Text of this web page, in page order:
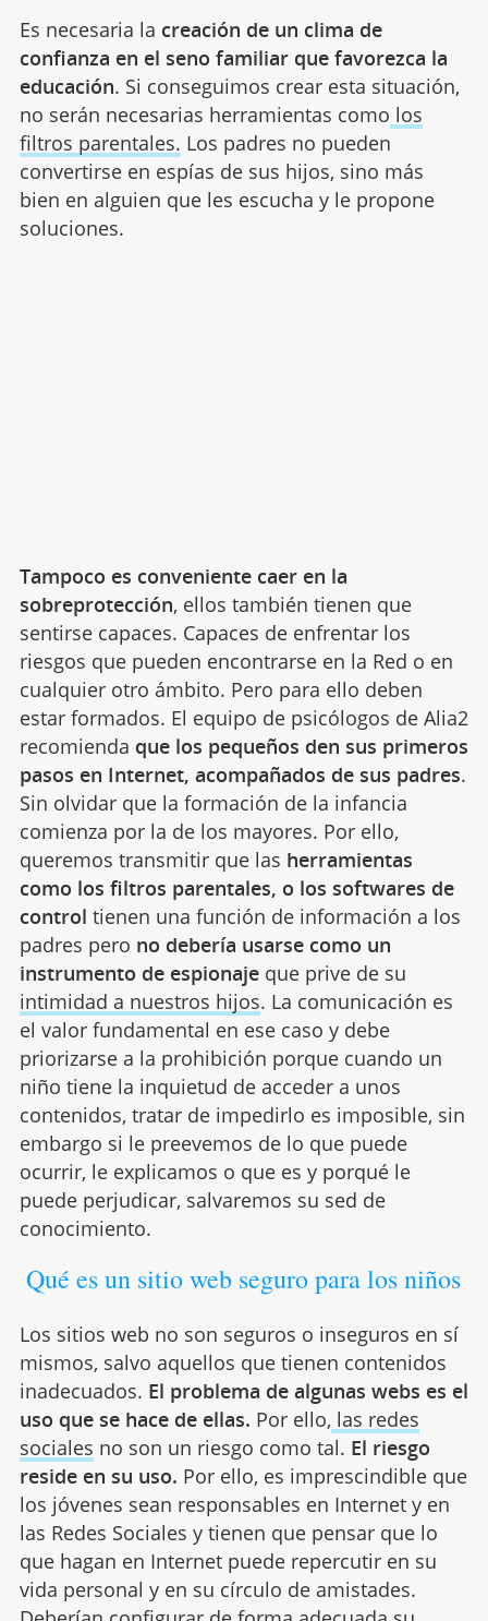
Es necesaria la creación de un clima de
confianza en el seno familiar que favorezca la
educación. Si conseguimos crear esta situación,
no serán necesarias herramientas como los
filtros parentales. Los padres no pueden
convertirse en espías de sus hijos, sino más
bien en alguien que les escucha y le propone
soluciones.
Tampoco es conveniente caer en la
sobreprotección, ellos también tienen que
sentirse capaces. Capaces de enfrentar los
riesgos que pueden encontrarse en la Red o en
cualquier otro ámbito. Pero para ello deben
estar formados. El equipo de psicólogos de Alia2
recomienda que los pequeños den sus primeros
pasos en Internet, acompañados de sus padres.
Sin olvidar que la formación de la infancia
comienza por la de los mayores. Por ello,
queremos transmitir que las herramientas
como los filtros parentales, o los softwares de
control tienen una función de información a los
padres pero no debería usarse como un
instrumento de espionajeque prive de su
intimidad a nuestros hijos. La comunicación es
el valor fundamental en ese caso y debe
priorizarse a la prohibición porque cuando un
niño tiene la inquietud de acceder a unos
contenidos, tratar de impedirlo es imposible, sin
embargo si le preevemos de lo que puede
ocurrir, le explicamos o que es y porqué le
puede perjudicar, salvaremos su sed de
conocimiento.
Qué es un sitio web seguro para los niños
Los sitios web no son seguros o inseguros en sí
mismos, salvo aquellos que tienen contenidos
inadecuados. El problema de algunas webs es el
uso que se hace de ellas. Por ello, las redes
sociales no son un riesgo como tal. El riesgo
reside en su uso. Por ello, es imprescindible que
los jóvenes sean responsables en Internet y en
las Redes Sociales y tienen que pensar que lo
que hagan en Internet puede repercutir en su
vida personal y en su círculo de amistades.